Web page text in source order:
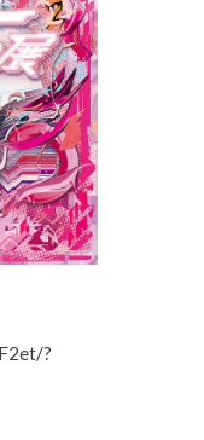
?